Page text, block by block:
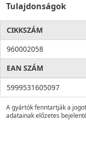
Tulajdonságok
CIKKSZÁM
960002058
EAN SZÁM
5999531605097
A gyártók fenntartják a
adatainak előzetes